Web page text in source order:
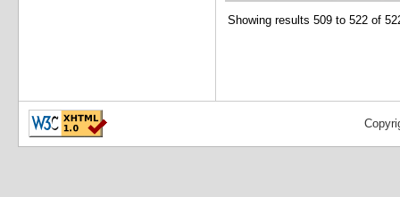
Showing results 509 to 522 of